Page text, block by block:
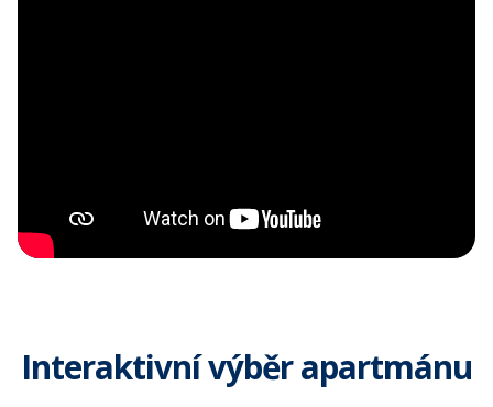
Interaktivní výběr apartmánu